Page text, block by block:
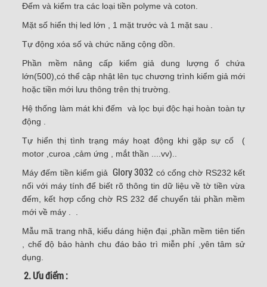
Đếm và kiểm tra các loại tiền polyme và coton.
Mặt số hiển thị led lớn , 1 mặt trước và 1 mặt sau .
Tự động xóa số và chức năng cộng dồn.
Phần mềm nâng cấp kiểm giả dung lượng ổ chứa
lớn(500),có thể cập nhật lên tục chương trình kiểm giả mới
hoặc tiền mới lưu thông trên thị trường.
Hệ thống làm mát khi đếm và lọc bụi độc hại hoàn toàn tự
động .
Tự hiển thị tình trạng máy hoạt động khi gặp sự cố (
motor ,curoa ,cảm ứng , mắt thần ....vv)..
Máy đếm tiền kiểm giả Glory 3032 có cổng chờ RS232 kết
nối với máy tính để biết rõ thông tin dữ liệu về tờ tiền vừa
đếm, kết hợp cổng chờ RS 232 để chuyển tải phần mềm
mới về máy . .
Mẫu mã trang nhã, kiểu dáng hiện đại ,phần mềm tiên tiến
, chế độ bảo hành chu đáo bảo trì miễn phí ,yên tâm sử
dụng.
2. Ưu điểm :